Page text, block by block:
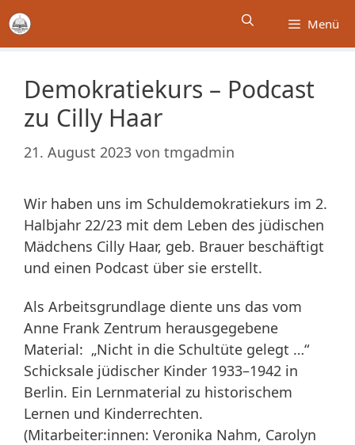
Zum
Inhalt
springen
Menü
Demokratiekurs – Podcast
zu Cilly Haar
21. August 2023 von tmgadmin
Wir haben uns im Schuldemokratiekurs im 2.
Halbjahr 22/23 mit dem Leben des jüdischen
Mädchens Cilly Haar, geb. Brauer beschäftigt
und einen Podcast über sie erstellt.
Als Arbeitsgrundlage diente uns das vom
Anne Frank Zentrum herausgegebene
Material: „Nicht in die Schultüte gelegt …“
Schicksale jüdischer Kinder 1933–1942 in
Berlin. Ein Lernmaterial zu historischem
Lernen und Kinderrechten.
(Mitarbeiter:innen: Veronika Nahm, Carolyn